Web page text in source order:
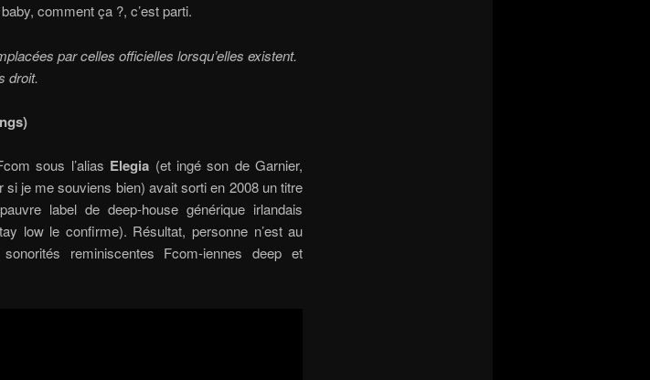
comment ça ?, c’est parti.
par celles officielles lorsqu’elles existent.
droit.
sous l’alias Elegia (et ingé son de Garnier,
je me souviens bien) avait sorti en 2008 un titre
label de deep-house générique irlandais
low le confirme). Résultat, personne n’est au
reminiscentes Fcom-iennes deep et